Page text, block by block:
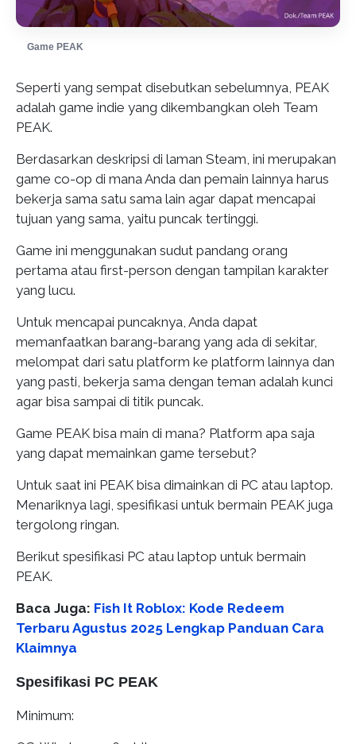
Game PEAK
Seperti yang sempat disebutkan sebelumnya, PEAK
adalah game indie yang dikembangkan oleh Team
PEAK.
Berdasarkan deskripsi di laman Steam, ini merupakan
game co-op di mana Anda dan pemain lainnya harus
bekerja sama satu sama lain agar dapat mencapai
tujuan yang sama, yaitu puncak tertinggi.
Game ini menggunakan sudut pandang orang
pertama atau first-person dengan tampilan karakter
yang lucu.
Untuk mencapai puncaknya, Anda dapat
memanfaatkan barang-barang yang ada di sekitar,
melompat dari satu platform ke platform lainnya dan
yang pasti, bekerja sama dengan teman adalah kunci
agar bisa sampai di titik puncak.
Game PEAK bisa main di mana? Platform apa saja
yang dapat memainkan game tersebut?
Untuk saat ini PEAK bisa dimainkan di PC atau laptop.
Menariknya lagi, spesifikasi untuk bermain PEAK juga
tergolong ringan.
Berikut spesifikasi PC atau laptop untuk bermain
PEAK.
Baca Juga: Fish It Roblox: Kode Redeem
Terbaru Agustus 2025 Lengkap Panduan Cara
Klaimnya
Spesifikasi PC PEAK
Minimum: